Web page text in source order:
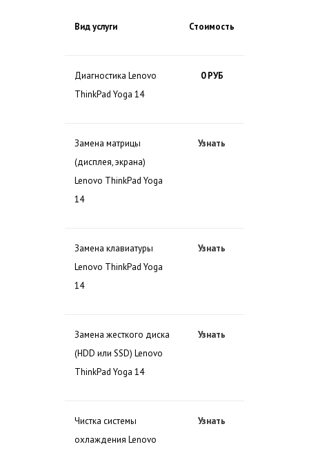
Вид услуги Стоимость
Диагностика Lenovo
ThinkPad Yoga 14
0 РУБ
Замена матрицы
(дисплея, экрана)
Lenovo ThinkPad Yoga
14
Узнать
Замена клавиатуры
Lenovo ThinkPad Yoga
14
Узнать
Замена жесткого диска
(HDD или SSD) Lenovo
ThinkPad Yoga 14
Узнать
Чистка системы
охлаждения Lenovo
Узнать